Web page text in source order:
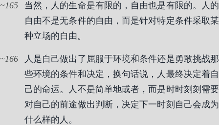
165
当然，人的生命是有限的，自由也是有限的。人的
自由不是无条件的自由，而是针对特定条件采取某
种立场的自由。
166
人是自己做出了屈服于环境和条件还是勇敢挑战那
些环境的条件和决定，换句话说，人最终决定着自
己的命运。人不是简单地或者，而是时时刻刻需要
对自己的前途做出判断，决定下一时刻自己会成为
什么样的人。